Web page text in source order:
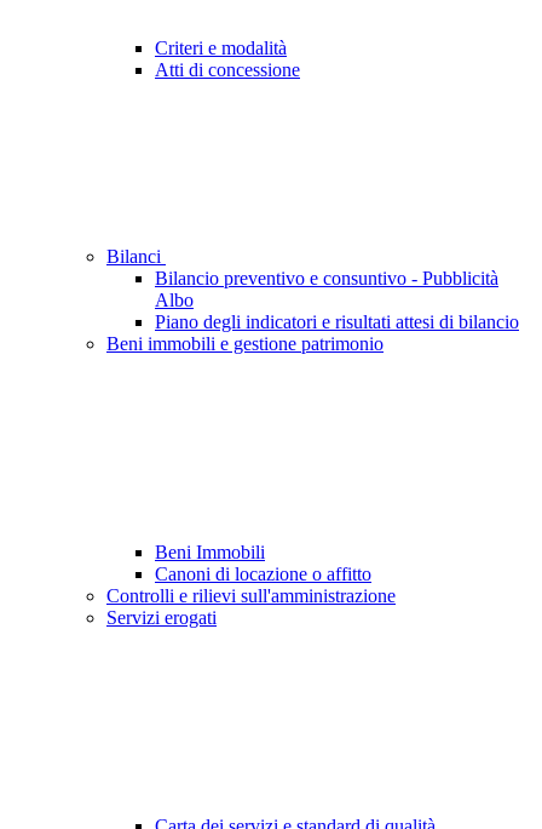
Criteri e modalità
Atti di concessione
Bilanci
Bilancio preventivo e consuntivo - Pubblicità
Albo
Piano degli indicatori e risultati attesi di bilancio
Beni immobili e gestione patrimonio
Beni Immobili
Canoni di locazione o affitto
Controlli e rilievi sull'amministrazione
Servizi erogati